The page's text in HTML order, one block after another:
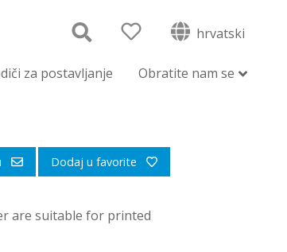
hrvatski
za postavljanje Obratite nam se
Dodaj u favorite
are suitable for printed